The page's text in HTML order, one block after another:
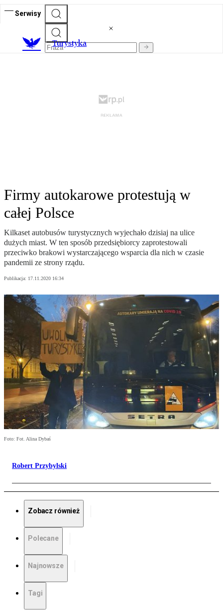
Serwisy
Turystyka
Firmy autokarowe protestują w
całej Polsce
Kilkaset autobusów turystycznych wyjechało dzisiaj na ulice
dużych miast. W ten sposób przedsiębiorcy zaprotestowali
przeciwko brakowi wystarczającego wsparcia dla nich w czasie
pandemii ze strony rządu.
Publikacja: 17.11.2020 16:34
Foto: Fot. Alina Dybaś
Robert Przybylski
Zobacz również
Polecane
Najnowsze
Tagi